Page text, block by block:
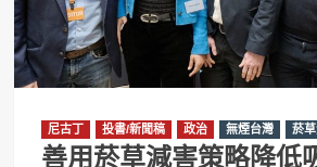
尼古丁 投書/新聞稿 政治 無煙台灣 菸
善用菸草減害策略降低